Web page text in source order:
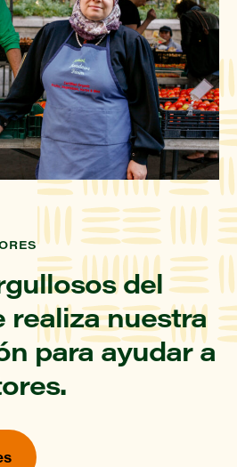
del
realiza nuestra
para ayudar a